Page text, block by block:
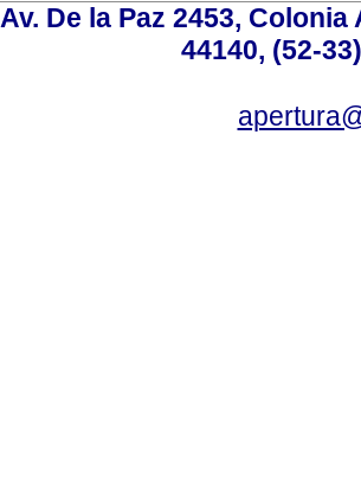
Av. De la Paz 2453,
44140, (52-